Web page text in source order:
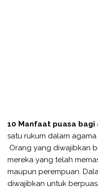
10 Manfaat puasa bagi
satu rukum dalam
Orang yang diwajibkan
mereka yang telah
maupun perempuan.
diwajibkan untuk